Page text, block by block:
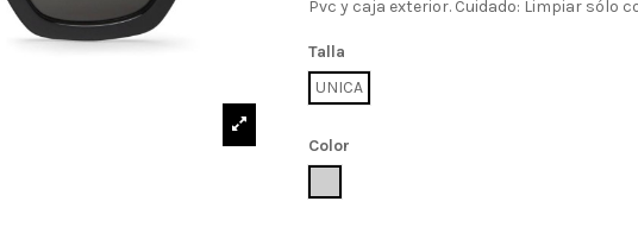
Pvc y caja exterior. Cuidado: Limpiar sólo
Talla
UNICA
Color